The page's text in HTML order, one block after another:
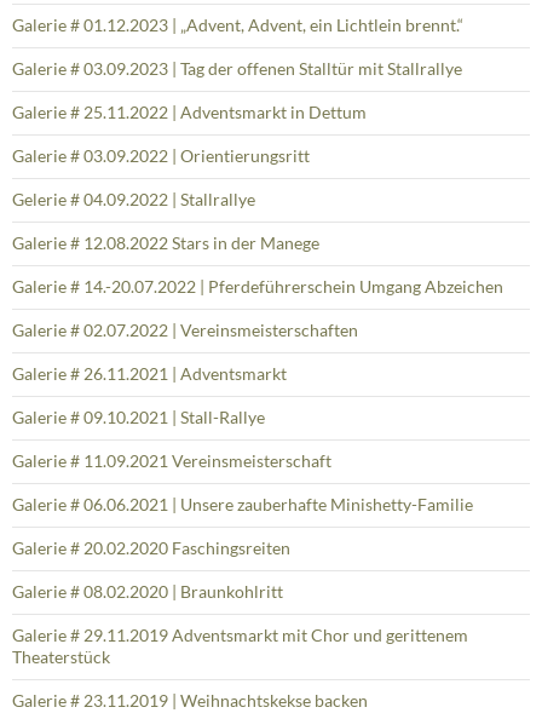
Galerie # 01.12.2023 | „Advent, Advent, ein Lichtlein brennt.“
Galerie # 03.09.2023 | Tag der offenen Stalltür mit Stallrallye
Galerie # 25.11.2022 | Adventsmarkt in Dettum
Galerie # 03.09.2022 | Orientierungsritt
Gelerie # 04.09.2022 | Stallrallye
Galerie # 12.08.2022 Stars in der Manege
Galerie # 14.-20.07.2022 | Pferdeführerschein Umgang Abzeichen
Galerie # 02.07.2022 | Vereinsmeisterschaften
Galerie # 26.11.2021 | Adventsmarkt
Galerie # 09.10.2021 | Stall-Rallye
Galerie # 11.09.2021 Vereinsmeisterschaft
Galerie # 06.06.2021 | Unsere zauberhafte Minishetty-Familie
Galerie # 20.02.2020 Faschingsreiten
Galerie # 08.02.2020 | Braunkohlritt
Galerie # 29.11.2019 Adventsmarkt mit Chor und gerittenem
Theaterstück
Galerie # 23.11.2019 | Weihnachtskekse backen